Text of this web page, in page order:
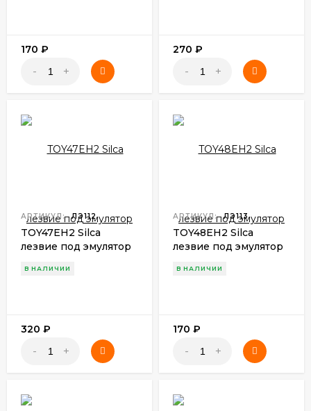
170 ₽
- +
270 ₽
- +
АРТИКУЛ: ЛЭ112
TOY47EH2 Silca
лезвие под эмулятор
В НАЛИЧИИ
320 ₽
- +
АРТИКУЛ: ЛЭ113
TOY48EH2 Silca
лезвие под эмулятор
В НАЛИЧИИ
170 ₽
- +